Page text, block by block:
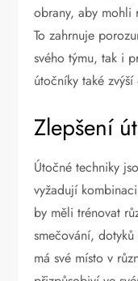
obrany, aby mohli
To zahrnuje
svého týmu, tak i
útočníky také
Zlepšení
Útočné techniky
vyžadují
by měli trénovat
smečování,
má své místo v